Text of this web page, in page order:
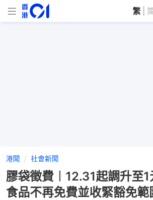
繁
港聞 社會新聞
膠袋徵費︱12.31起調升
食品不再免費並收緊豁免範